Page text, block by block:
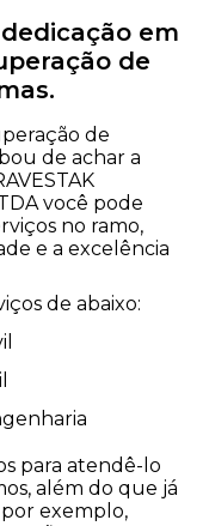
em
de
de
de achar a
você pode
no ramo,
e a excelência
de abaixo:
para atendê-lo
além do que já
exemplo,